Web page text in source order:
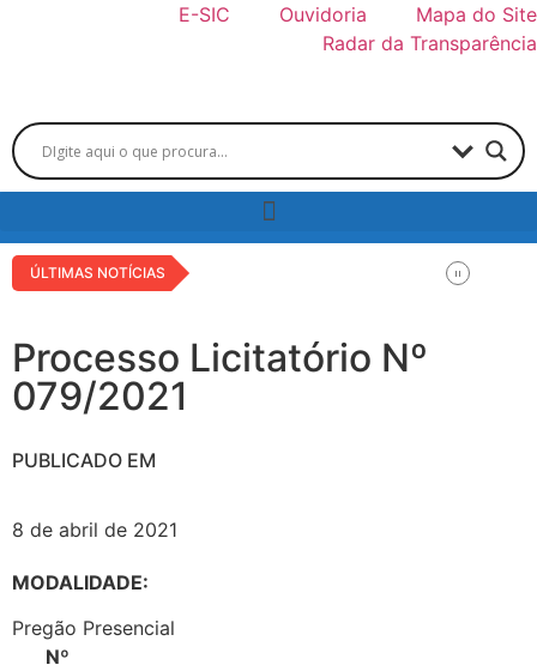
E-SIC Ouvidoria
Mapa do Site
Radar da Transparência
ÚLTIMAS NOTÍCIAS
Processo Licitatório Nº
079/2021
PUBLICADO EM
8 de abril de 2021
MODALIDADE:
Pregão Presencial
Nº